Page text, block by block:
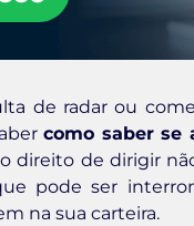
de radar ou
como saber se
direito de dirigir
pode ser
na sua carteira.